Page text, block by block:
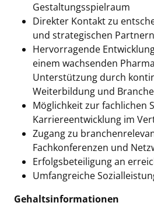
Gestaltungsspielraum
Direkter Kontakt zu
und strategischen Partnern
Hervorragende
einem wachsenden
Unterstützung durch
Weiterbildung und
Möglichkeit zur fachlichen
Karriereentwicklung im
Zugang zu
Fachkonferenzen und
Erfolgsbeteiligung an
Umfangreiche
Gehaltsinformationen